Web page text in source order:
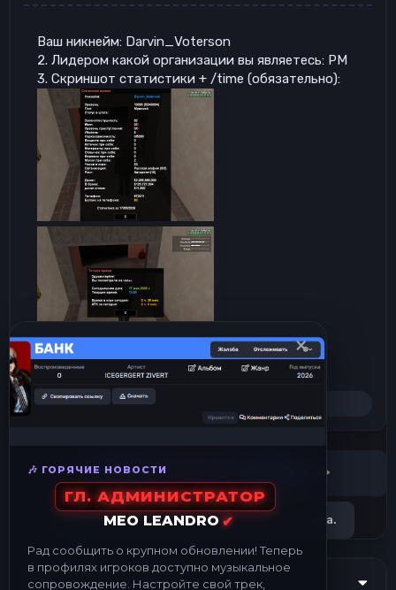
Ваш никнейм: Darvin_Voterson
2. Лидером какой организации вы являетесь: РМ
3. Скриншот статистики + /time (обязательно):
Р
и
F.A.Q
First Назад
Войдите или зарегистрируйтесь для ответа.
Сейчас на странице
×
🎶 ГОРЯЧИЕ НОВОСТИ
ГЛ. АДМИНИСТРАТОР
MEO LEANDRO ✔
Рад сообщить о крупном обновлении! Теперь
в профилях игроков доступно музыкальное
сопровождение. Настройте свой трек,